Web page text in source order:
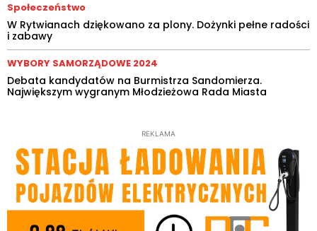
Społeczeństwo
W Rytwianach dziękowano za plony. Dożynki pełne radości
i zabawy
WYBORY SAMORZĄDOWE 2024
Debata kandydatów na Burmistrza Sandomierza.
Największym wygranym Młodzieżowa Rada Miasta
REKLAMA